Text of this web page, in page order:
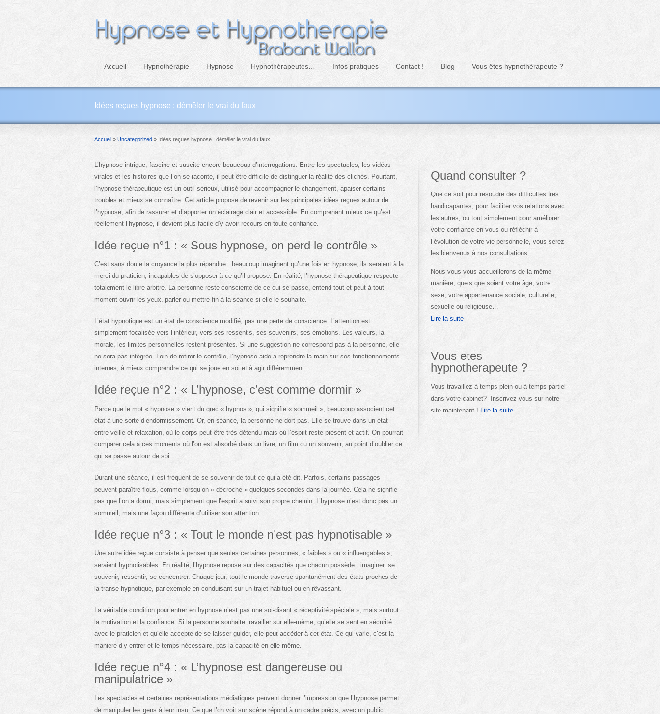
Accueil Hypnothérapie Hypnose Hypnothérapeutes… Infos pratiques Contact ! Blog Vous êtes hypnothérapeute ?
Idées reçues hypnose : démêler le vrai du faux
Accueil » Uncategorized » Idées reçues hypnose : démêler le vrai du faux
L’hypnose intrigue, fascine et suscite encore beaucoup d’interrogations. Entre les spectacles, les vidéos
virales et les histoires que l’on se raconte, il peut être difficile de distinguer la réalité des clichés. Pourtant,
l’hypnose thérapeutique est un outil sérieux, utilisé pour accompagner le changement, apaiser certains
troubles et mieux se connaître. Cet article propose de revenir sur les principales idées reçues autour de
l’hypnose, afin de rassurer et d’apporter un éclairage clair et accessible. En comprenant mieux ce qu’est
réellement l’hypnose, il devient plus facile d’y avoir recours en toute confiance.
Idée reçue n°1 : « Sous hypnose, on perd le contrôle »
C’est sans doute la croyance la plus répandue : beaucoup imaginent qu’une fois en hypnose, ils seraient à la
merci du praticien, incapables de s’opposer à ce qu’il propose. En réalité, l’hypnose thérapeutique respecte
totalement le libre arbitre. La personne reste consciente de ce qui se passe, entend tout et peut à tout
moment ouvrir les yeux, parler ou mettre fin à la séance si elle le souhaite.
L’état hypnotique est un état de conscience modifié, pas une perte de conscience. L’attention est
simplement focalisée vers l’intérieur, vers ses ressentis, ses souvenirs, ses émotions. Les valeurs, la
morale, les limites personnelles restent présentes. Si une suggestion ne correspond pas à la personne, elle
ne sera pas intégrée. Loin de retirer le contrôle, l’hypnose aide à reprendre la main sur ses fonctionnements
internes, à mieux comprendre ce qui se joue en soi et à agir différemment.
Idée reçue n°2 : « L’hypnose, c’est comme dormir »
Parce que le mot « hypnose » vient du grec « hypnos », qui signifie « sommeil », beaucoup associent cet
état à une sorte d’endormissement. Or, en séance, la personne ne dort pas. Elle se trouve dans un état
entre veille et relaxation, où le corps peut être très détendu mais où l’esprit reste présent et actif. On pourrait
comparer cela à ces moments où l’on est absorbé dans un livre, un film ou un souvenir, au point d’oublier ce
qui se passe autour de soi.
Durant une séance, il est fréquent de se souvenir de tout ce qui a été dit. Parfois, certains passages
peuvent paraître flous, comme lorsqu’on « décroche » quelques secondes dans la journée. Cela ne signifie
pas que l’on a dormi, mais simplement que l’esprit a suivi son propre chemin. L’hypnose n’est donc pas un
sommeil, mais une façon différente d’utiliser son attention.
Idée reçue n°3 : « Tout le monde n’est pas hypnotisable »
Une autre idée reçue consiste à penser que seules certaines personnes, « faibles » ou « influençables »,
seraient hypnotisables. En réalité, l’hypnose repose sur des capacités que chacun possède : imaginer, se
souvenir, ressentir, se concentrer. Chaque jour, tout le monde traverse spontanément des états proches de
la transe hypnotique, par exemple en conduisant sur un trajet habituel ou en rêvassant.
La véritable condition pour entrer en hypnose n’est pas une soi-disant « réceptivité spéciale », mais surtout
la motivation et la confiance. Si la personne souhaite travailler sur elle-même, qu’elle se sent en sécurité
avec le praticien et qu’elle accepte de se laisser guider, elle peut accéder à cet état. Ce qui varie, c’est la
manière d’y entrer et le temps nécessaire, pas la capacité en elle-même.
Idée reçue n°4 : « L’hypnose est dangereuse ou
manipulatrice »
Les spectacles et certaines représentations médiatiques peuvent donner l’impression que l’hypnose permet
de manipuler les gens à leur insu. Ce que l’on voit sur scène répond à un cadre précis, avec un public
Quand consulter ?
Que ce soit pour résoudre des difficultés très
handicapantes, pour faciliter vos relations avec
les autres, ou tout simplement pour améliorer
votre confiance en vous ou réfléchir à
l’évolution de votre vie personnelle, vous serez
les bienvenus à nos consultations.
Nous vous vous accueillerons de la même
manière, quels que soient votre âge, votre
sexe, votre appartenance sociale, culturelle,
sexuelle ou religieuse…
Lire la suite
Vous etes
hypnotherapeute ?
Vous travaillez à temps plein ou à temps partiel
dans votre cabinet? Inscrivez vous sur notre
site maintenant ! Lire la suite ...